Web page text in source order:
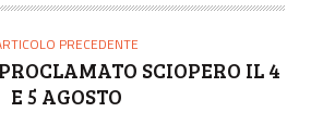
PRECEDENTE
SCIOPERO IL 4
E 5 AGOSTO